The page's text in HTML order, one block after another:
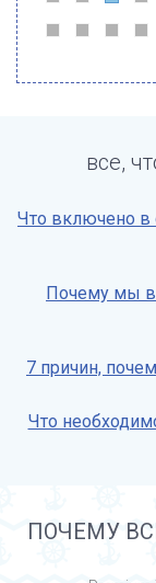
все,
Что включено в
Почему мы
7 причин,
Что
ПОЧЕМУ